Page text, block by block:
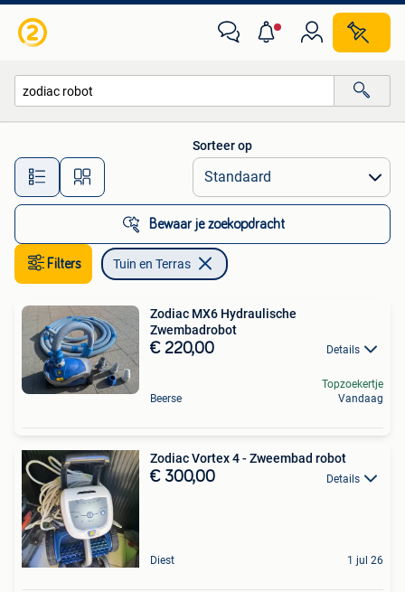
Alle afstanden…
Sorteer op
Bewaar je zoekopdracht
Filters Tuin en Terras
Zodiac MX6 Hydraulische
Zwembadrobot
€ 220,00 Details
Beerse
Topzoekertje
Vandaag
Zodiac Vortex 4 - Zweembad robot
€ 300,00 Details
Diest 1 jul 26